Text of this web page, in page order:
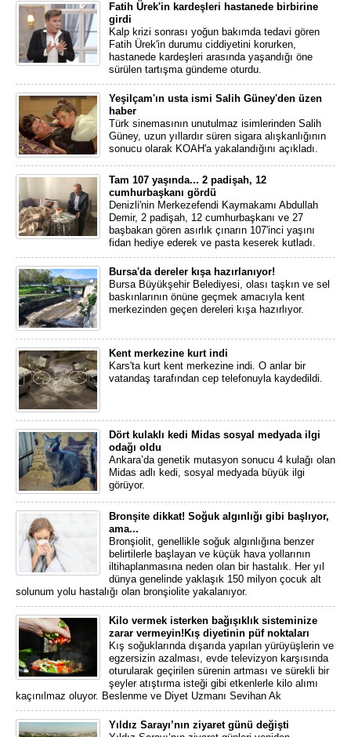
Fatih Ürek'in kardeşleri hastanede birbirine
girdi
Kalp krizi sonrası yoğun bakımda tedavi gören
Fatih Ürek'in durumu ciddiyetini korurken,
hastanede kardeşleri arasında yaşandığı öne
sürülen tartışma gündeme oturdu.
Yeşilçam'ın usta ismi Salih Güney'den üzen
haber
Türk sinemasının unutulmaz isimlerinden Salih
Güney, uzun yıllardır süren sigara alışkanlığının
sonucu olarak KOAH'a yakalandığını açıkladı.
Tam 107 yaşında... 2 padişah, 12
cumhurbaşkanı gördü
Denizli'nin Merkezefendi Kaymakamı Abdullah
Demir, 2 padişah, 12 cumhurbaşkanı ve 27
başbakan gören asırlık çınarın 107'inci yaşını
fidan hediye ederek ve pasta keserek kutladı.
Bursa'da dereler kışa hazırlanıyor!
Bursa Büyükşehir Belediyesi, olası taşkın ve sel
baskınlarının önüne geçmek amacıyla kent
merkezinden geçen dereleri kışa hazırlıyor.
Kent merkezine kurt indi
Kars'ta kurt kent merkezine indi. O anlar bir
vatandaş tarafından cep telefonuyla kaydedildi.
Dört kulaklı kedi Midas sosyal medyada ilgi
odağı oldu
Ankara’da genetik mutasyon sonucu 4 kulağı olan
Midas adlı kedi, sosyal medyada büyük ilgi
görüyor.
Bronşite dikkat! Soğuk algınlığı gibi başlıyor,
ama...
Bronşiolit, genellikle soğuk algınlığına benzer
belirtilerle başlayan ve küçük hava yollarının
iltihaplanmasına neden olan bir hastalık. Her yıl
dünya genelinde yaklaşık 150 milyon çocuk alt
solunum yolu hastalığı olan bronşiolite yakalanıyor.
Kilo vermek isterken bağışıklık sisteminize
zarar vermeyin!Kış diyetinin püf noktaları
Kış soğuklarında dışarıda yapılan yürüyüşlerin ve
egzersizin azalması, evde televizyon karşısında
oturularak geçirilen sürenin artması ve sürekli bir
şeyler atıştırma isteği gibi etkenlerle kilo alımı
kaçınılmaz oluyor. Beslenme ve Diyet Uzmanı Sevihan Ak
Yıldız Sarayı’nın ziyaret günü değişti